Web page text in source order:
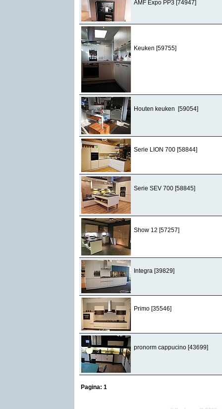
AMF Expo PP3 [74947]
Keuken [59755]
Houten keuken [59054]
Serie LION 700 [58844]
Serie SEV 700 [58845]
Show 12 [57257]
Integra [39829]
Primo [35546]
pronorm cappucino [43699]
Pagina: 1